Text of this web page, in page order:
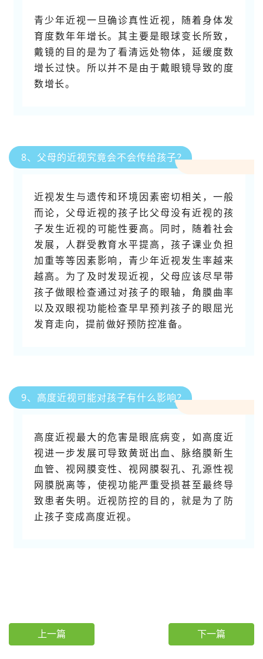
青少年近视一旦确诊真性近视，随着身体发
育度数年年增长。其主要是眼球变长所致，
戴镜的目的是为了看清远处物体，延缓度数
增长过快。所以并不是由于戴眼镜导致的度
数增长。
8、父母的近视究竟会不会传给孩子？
近视发生与遗传和环境因素密切相关，一般
而论，父母近视的孩子比父母没有近视的孩
子发生近视的可能性要高。同时，随着社会
发展，人群受教育水平提高，孩子课业负担
加重等等因素影响，青少年近视发生率越来
越高。为了及时发现近视，父母应该尽早带
孩子做眼检查通过对孩子的眼轴，角膜曲率
以及双眼视功能检查早早预判孩子的眼屈光
发育走向，提前做好预防控准备。
9、高度近视可能对孩子有什么影响？
高度近视最大的危害是眼底病变，如高度近
视进一步发展可导致黄斑出血、脉络膜新生
血管、视网膜变性、视网膜裂孔、孔源性视
网膜脱离等，使视功能严重受损甚至最终导
致患者失明。近视防控的目的，就是为了防
止孩子变成高度近视。
上一篇 下一篇